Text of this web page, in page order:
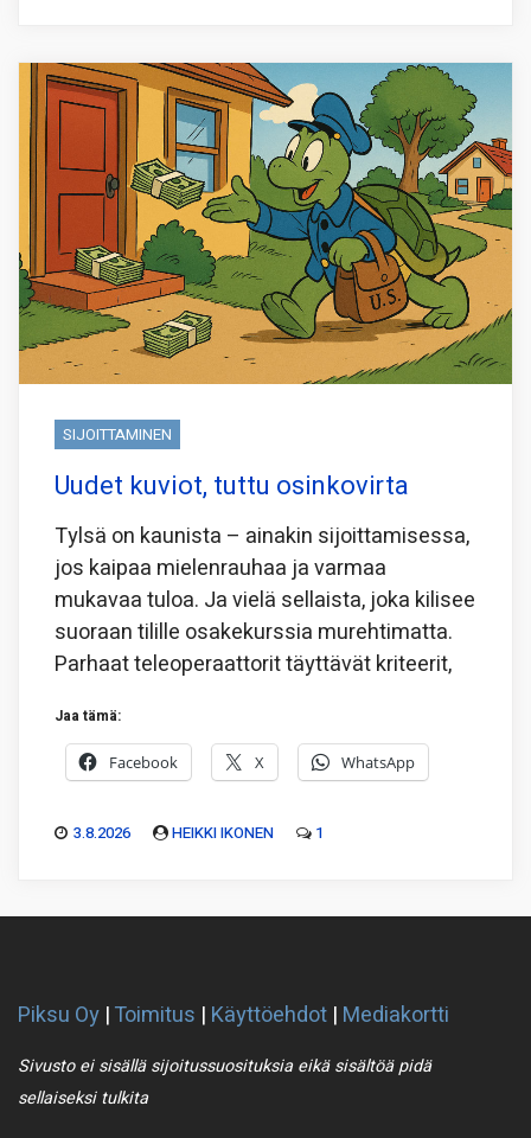
SIJOITTAMINEN
Uudet kuviot, tuttu osinkovirta
Tylsä on kaunista – ainakin sijoittamisessa,
jos kaipaa mielenrauhaa ja varmaa
mukavaa tuloa. Ja vielä sellaista, joka kilisee
suoraan tilille osakekurssia murehtimatta.
Parhaat teleoperaattorit täyttävät kriteerit,
Jaa tämä:
Facebook X WhatsApp
3.8.2026 HEIKKI IKONEN 1
Piksu Oy |Toimitus | Käyttöehdot | Mediakortti
Sivusto ei sisällä sijoitussuosituksia eikä sisältöä pidä
sellaiseksi tulkita